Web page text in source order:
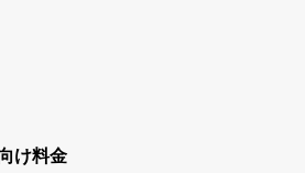
け料金